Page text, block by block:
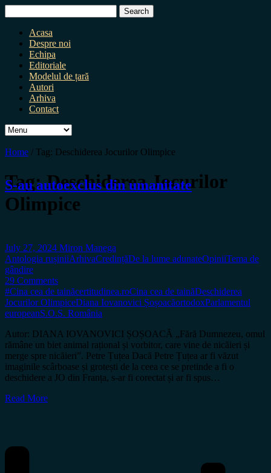
for:
Acasa
Despre noi
Echipa
Editoriale
Modelul de țară
Autori
Arhiva
Contact
Home / Tag: Deschiderea Jocurilor Olimpice
Tag:Deschiderea Jocurilor
Olimpice
S-au autoexclus din umanitate
July 27, 2024 Miron Manega
Antologia rușiniiArhivaCredințăDe la lume adunateOpiniiTema de
gândire
29 Comments
#Cina cea de tainăcertitudinea.roCina cea de tainăDeschiderea
Jocurilor OlimpiceDiana Iovanovici ȘoșoacăortodoxParlamentul
europeanS.O.S. România
Autor: DIANA IOVANOVICI ȘOȘOACĂ „Fără Dumnezeu, omul
rămâne un biet animal rațional și vorbitor, care vine de nicăieri și
merge spre nicăieri”. Petre Țuțea Dacă Petre Țuțea ar fi văzut
imaginile scârboase și grotești de la ceea ce se pretinde a fi o
deschidere a JO din Franța, s-ar fi corectat și ar fi spus…
Read More